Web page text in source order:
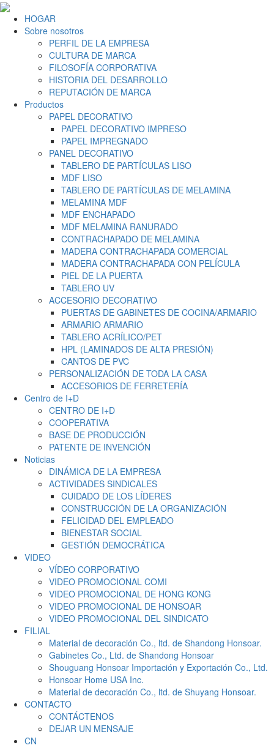
HOGAR
Sobre nosotros
PERFIL DE LA EMPRESA
CULTURA DE MARCA
FILOSOFÍA CORPORATIVA
HISTORIA DEL DESARROLLO
REPUTACIÓN DE MARCA
Productos
PAPEL DECORATIVO
PAPEL DECORATIVO IMPRESO
PAPEL IMPREGNADO
PANEL DECORATIVO
TABLERO DE PARTÍCULAS LISO
MDF LISO
TABLERO DE PARTÍCULAS DE MELAMINA
MELAMINA MDF
MDF ENCHAPADO
MDF MELAMINA RANURADO
CONTRACHAPADO DE MELAMINA
MADERA CONTRACHAPADA COMERCIAL
MADERA CONTRACHAPADA CON PELÍCULA
PIEL DE LA PUERTA
TABLERO UV
ACCESORIO DECORATIVO
PUERTAS DE GABINETES DE COCINA/ARMARIO
ARMARIO ARMARIO
TABLERO ACRÍLICO/PET
HPL (LAMINADOS DE ALTA PRESIÓN)
CANTOS DE PVC
PERSONALIZACIÓN DE TODA LA CASA
ACCESORIOS DE FERRETERÍA
Centro de I+D
CENTRO DE I+D
COOPERATIVA
BASE DE PRODUCCIÓN
PATENTE DE INVENCIÓN
Noticias
DINÁMICA DE LA EMPRESA
ACTIVIDADES SINDICALES
CUIDADO DE LOS LÍDERES
CONSTRUCCIÓN DE LA ORGANIZACIÓN
FELICIDAD DEL EMPLEADO
BIENESTAR SOCIAL
GESTIÓN DEMOCRÁTICA
VIDEO
VÍDEO CORPORATIVO
VIDEO PROMOCIONAL COMI
VIDEO PROMOCIONAL DE HONG KONG
VIDEO PROMOCIONAL DE HONSOAR
VIDEO PROMOCIONAL DEL SINDICATO
FILIAL
Material de decoración Co., ltd. de Shandong Honsoar.
Gabinetes Co., Ltd. de Shandong Honsoar
Shouguang Honsoar Importación y Exportación Co., Ltd.
Honsoar Home USA Inc.
Material de decoración Co., ltd. de Shuyang Honsoar.
CONTACTO
CONTÁCTENOS
DEJAR UN MENSAJE
CN